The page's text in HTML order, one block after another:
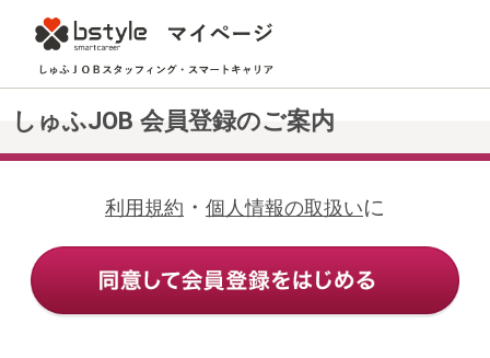
しゅふJOB 会員登録のご案内
登録するとこんなメリットがあります！